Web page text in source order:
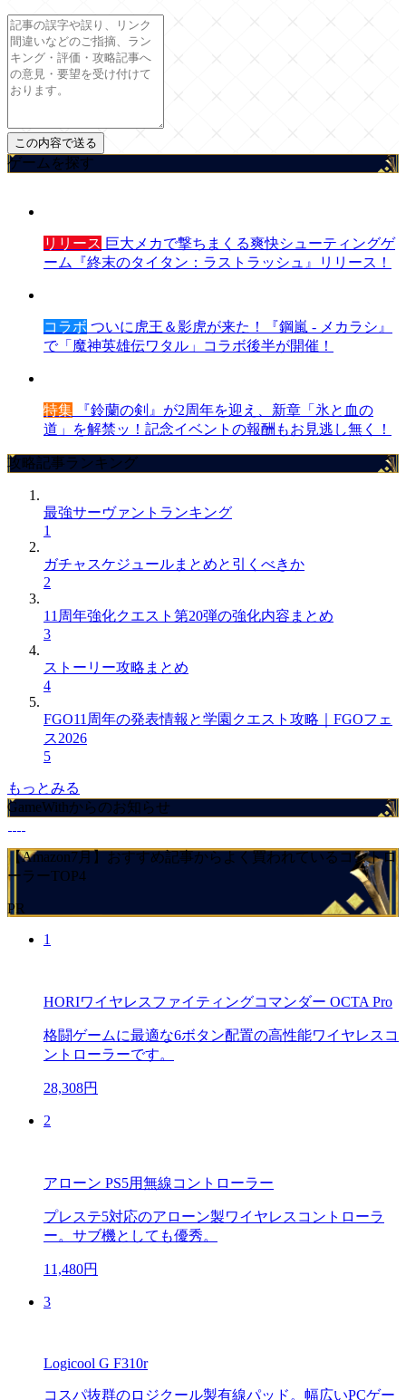
ゲームを探す
リリース 巨大メカで撃ちまくる爽快シューティングゲ
ーム『終末のタイタン：ラストラッシュ』リリース！
コラボ ついに虎王＆影虎が来た！『鋼嵐 - メカラシ』
で「魔神英雄伝ワタル」コラボ後半が開催！
特集 『鈴蘭の剣』が2周年を迎え、新章「氷と血の
道」を解禁ッ！記念イベントの報酬もお見逃し無く！
攻略記事ランキング
最強サーヴァントランキング
1
ガチャスケジュールまとめと引くべきか
2
11周年強化クエスト第20弾の強化内容まとめ
3
ストーリー攻略まとめ
4
FGO11周年の発表情報と学園クエスト攻略｜FGOフェ
ス2026
5
もっとみる
GameWithからのお知らせ
【Amazon7月】おすすめ記事からよく買われているコントロ
ーラーTOP4
PR
1
HORIワイヤレスファイティングコマンダー OCTA Pro
格闘ゲームに最適な6ボタン配置の高性能ワイヤレスコ
ントローラーです。
28,308円
2
アローン PS5用無線コントローラー
プレステ5対応のアローン製ワイヤレスコントローラ
ー。サブ機としても優秀。
11,480円
3
Logicool G F310r
コスパ抜群のロジクール製有線パッド。幅広いPCゲー